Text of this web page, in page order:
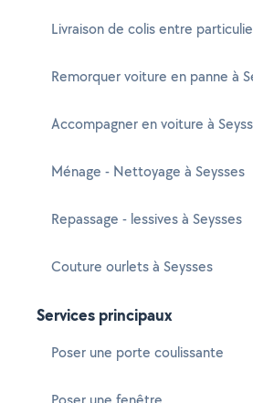
Livraison de colis entre
Remorquer voiture en panne à
Accompagner en voiture à
Ménage - Nettoyage à Seysses
Repassage - lessives à Seysses
Couture ourlets à Seysses
Services principaux
Poser une porte coulissante